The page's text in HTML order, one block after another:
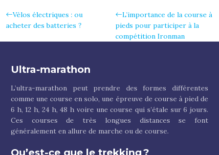
Vélos électriques : ou
acheter des batteries ?
L’importance de la course à
pieds pour participer à la
compétition Ironman
Ultra-marathon
L’ultra-marathon peut prendre des formes différentes
comme une course en solo, une épreuve de course à pied de
6 h, 12 h, 24 h, 48 h voire une course qui s’étale sur 6 jours.
Ces courses de très longues distances se font
généralement en allure de marche ou de course.
Qu’est-ce que le trekking ?